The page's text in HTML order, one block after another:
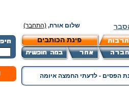
שלום אורח, (התחבר)
פינת הכותבים
הפסים - לדעתי החמצה איומה